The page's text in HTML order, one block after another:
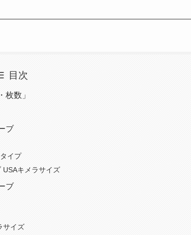
目次
枚数」
ブ
イプ
キメラサイズ
ブ
サイズ